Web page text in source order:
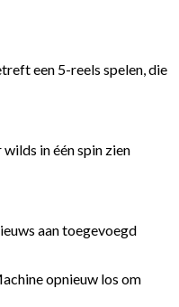
een 5-reels spelen, die
in één spin zien
aan toegevoegd
opnieuw los om